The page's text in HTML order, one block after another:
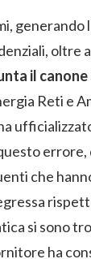
oltre
il
Reti e
che
si sono
ha